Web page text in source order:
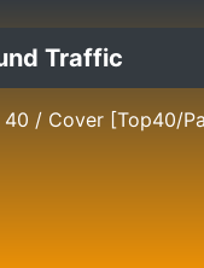
Traffic
40 / Cover [Top40/